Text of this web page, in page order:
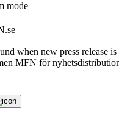
mode
when new press release
MFN för